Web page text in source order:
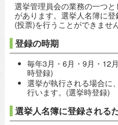
選挙管理員会の業務の一つ
があります。選挙人名簿に
(投票)を行うことができません
登録の時期
毎年3月・6月・9月・12
時登録)
選挙が執行される場合に
行います。(選挙時登録)
選挙人名簿に登録される